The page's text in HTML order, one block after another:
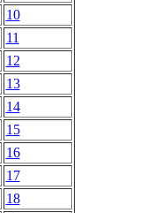
10
11
12
13
14
15
16
17
18